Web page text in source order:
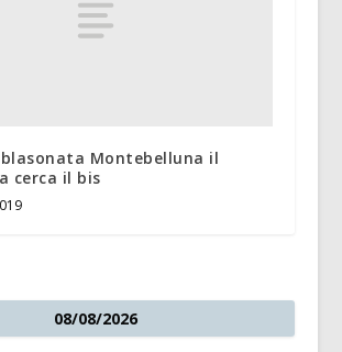
Montebelluna il
cerca il bis
08/08/2026